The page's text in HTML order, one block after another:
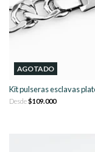
AGOTADO
Kit pulseras esclavas
Desde$109.000